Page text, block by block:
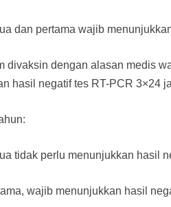
dan pertama wajib
divaksin dengan alasan medis
hasil negatif tes RT-PCR 3×24
tidak perlu menunjukkan hasil
wajib menunjukkan hasil